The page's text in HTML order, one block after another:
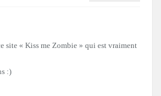
site « Kiss me Zombie » qui est vraiment
:)